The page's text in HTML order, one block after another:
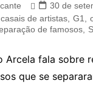
30 de
casais de artistas, G1
de famosos,
Arcela fala sobre
que se